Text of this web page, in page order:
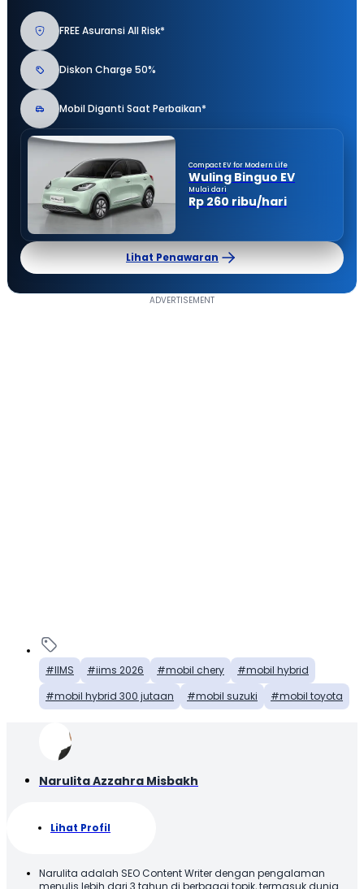
FREE Asuransi All Risk*
Diskon Charge 50%
Mobil Diganti Saat Perbaikan*
Compact EV for Modern Life
Wuling Binguo EV
Mulai dari
Rp 260 ribu/hari
Lihat Penawaran
IIMS iims 2026 mobil chery
mobil hybrid
mobil hybrid 300 jutaan
mobil suzuki mobil toyota
Narulita Azzahra Misbakh
Lihat Profil
Narulita adalah SEO Content Writer dengan pengalaman